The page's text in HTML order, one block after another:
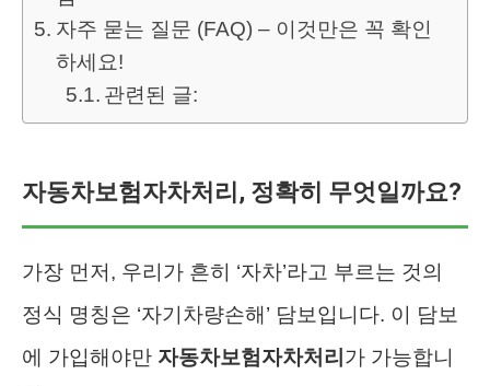
자주 묻는 질문 (FAQ) – 이것만은 꼭 확인
하세요!
관련된 글:
자동차보험자차처리, 정확히 무엇일까요?
가장 먼저, 우리가 흔히 ‘자차’라고 부르는 것의
정식 명칭은 ‘자기차량손해’ 담보입니다. 이 담보
에 가입해야만 자동차보험자차처리 가 가능합니